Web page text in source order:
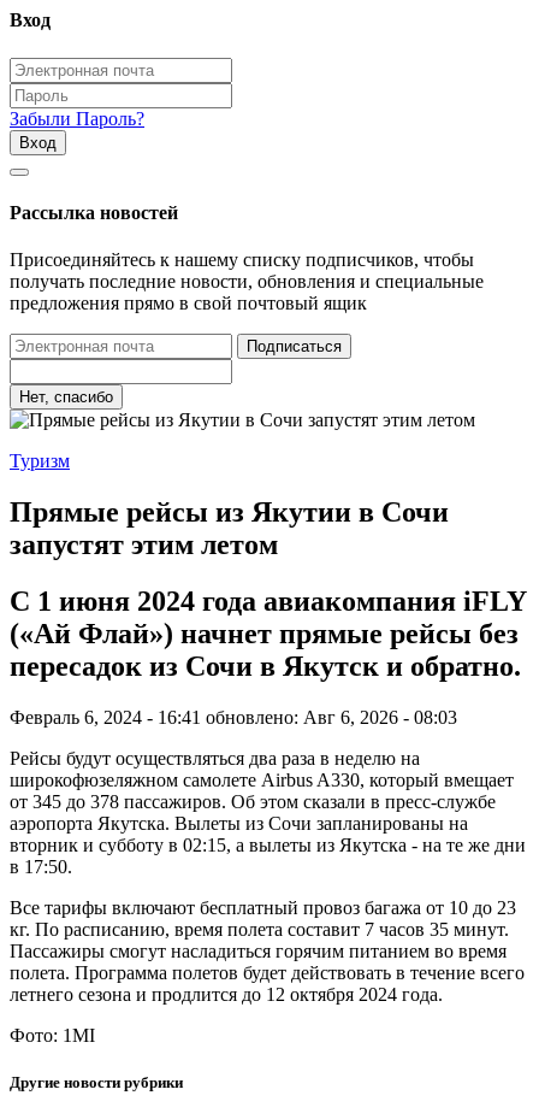
Вход
Забыли Пароль?
Вход
Рассылка новостей
Присоединяйтесь к нашему списку подписчиков, чтобы
получать последние новости, обновления и специальные
предложения прямо в свой почтовый ящик
Подписаться
Нет, спасибо
Туризм
Прямые рейсы из Якутии в Сочи
запустят этим летом
С 1 июня 2024 года авиакомпания iFLY
(«Ай Флай») начнет прямые рейсы без
пересадок из Сочи в Якутск и обратно.
Февраль 6, 2024 - 16:41 обновлено: Авг 6, 2026 - 08:03
Рейсы будут осуществляться два раза в неделю на
широкофюзеляжном самолете Airbus A330, который вмещает
от 345 до 378 пассажиров. Об этом сказали в пресс-службе
аэропорта Якутска. Вылеты из Сочи запланированы на
вторник и субботу в 02:15, а вылеты из Якутска - на те же дни
в 17:50.
Все тарифы включают бесплатный провоз багажа от 10 до 23
кг. По расписанию, время полета составит 7 часов 35 минут.
Пассажиры смогут насладиться горячим питанием во время
полета. Программа полетов будет действовать в течение всего
летнего сезона и продлится до 12 октября 2024 года.
Фото: 1MI
Другие новости рубрики